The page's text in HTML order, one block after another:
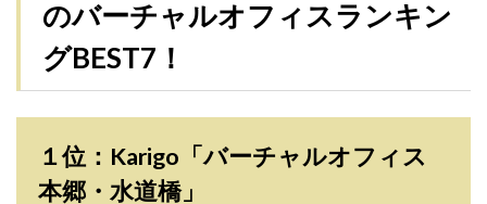
のバーチャルオフィスランキン
グBEST7！
１位：Karigo「バーチャルオフィス
本郷・水道橋」